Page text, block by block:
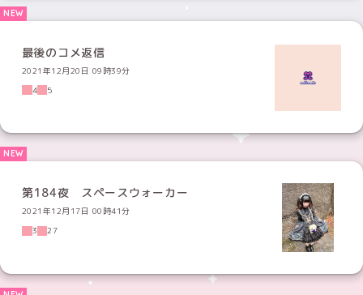
最後のコメ返信
2021年12月20日 09時39分
4
5
第184夜 スペースウォーカー
2021年12月17日 00時41分
3
27